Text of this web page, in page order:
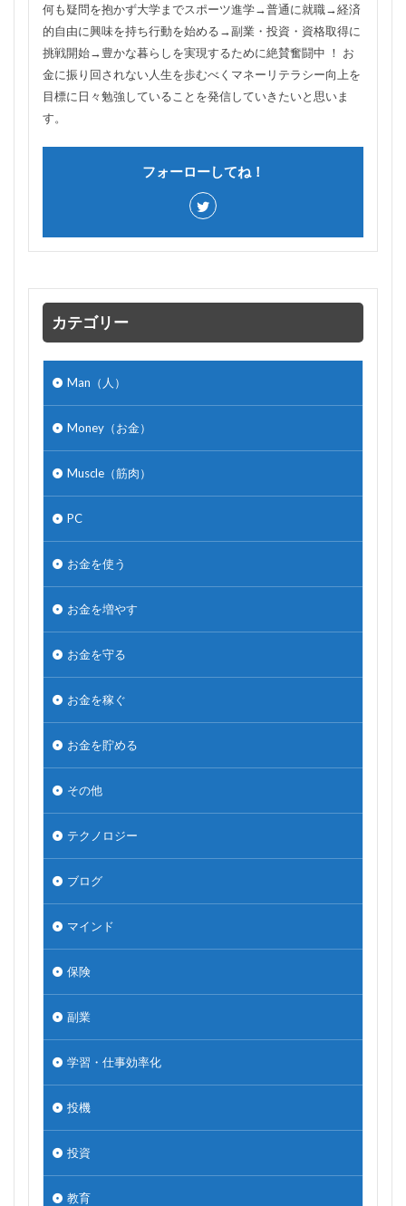
何も疑問を抱かず大学までスポーツ進学→普通に就職→経済
的自由に興味を持ち行動を始める→副業・投資・資格取得に
挑戦開始→豊かな暮らしを実現するために絶賛奮闘中 ！ お
金に振り回されない人生を歩むべくマネーリテラシー向上を
目標に日々勉強していることを発信していきたいと思いま
す。
フォーローしてね！
カテゴリー
Man（人）
Money（お金）
Muscle（筋肉）
PC
お金を使う
お金を増やす
お金を守る
お金を稼ぐ
お金を貯める
その他
テクノロジー
ブログ
マインド
保険
副業
学習・仕事効率化
投機
投資
教育